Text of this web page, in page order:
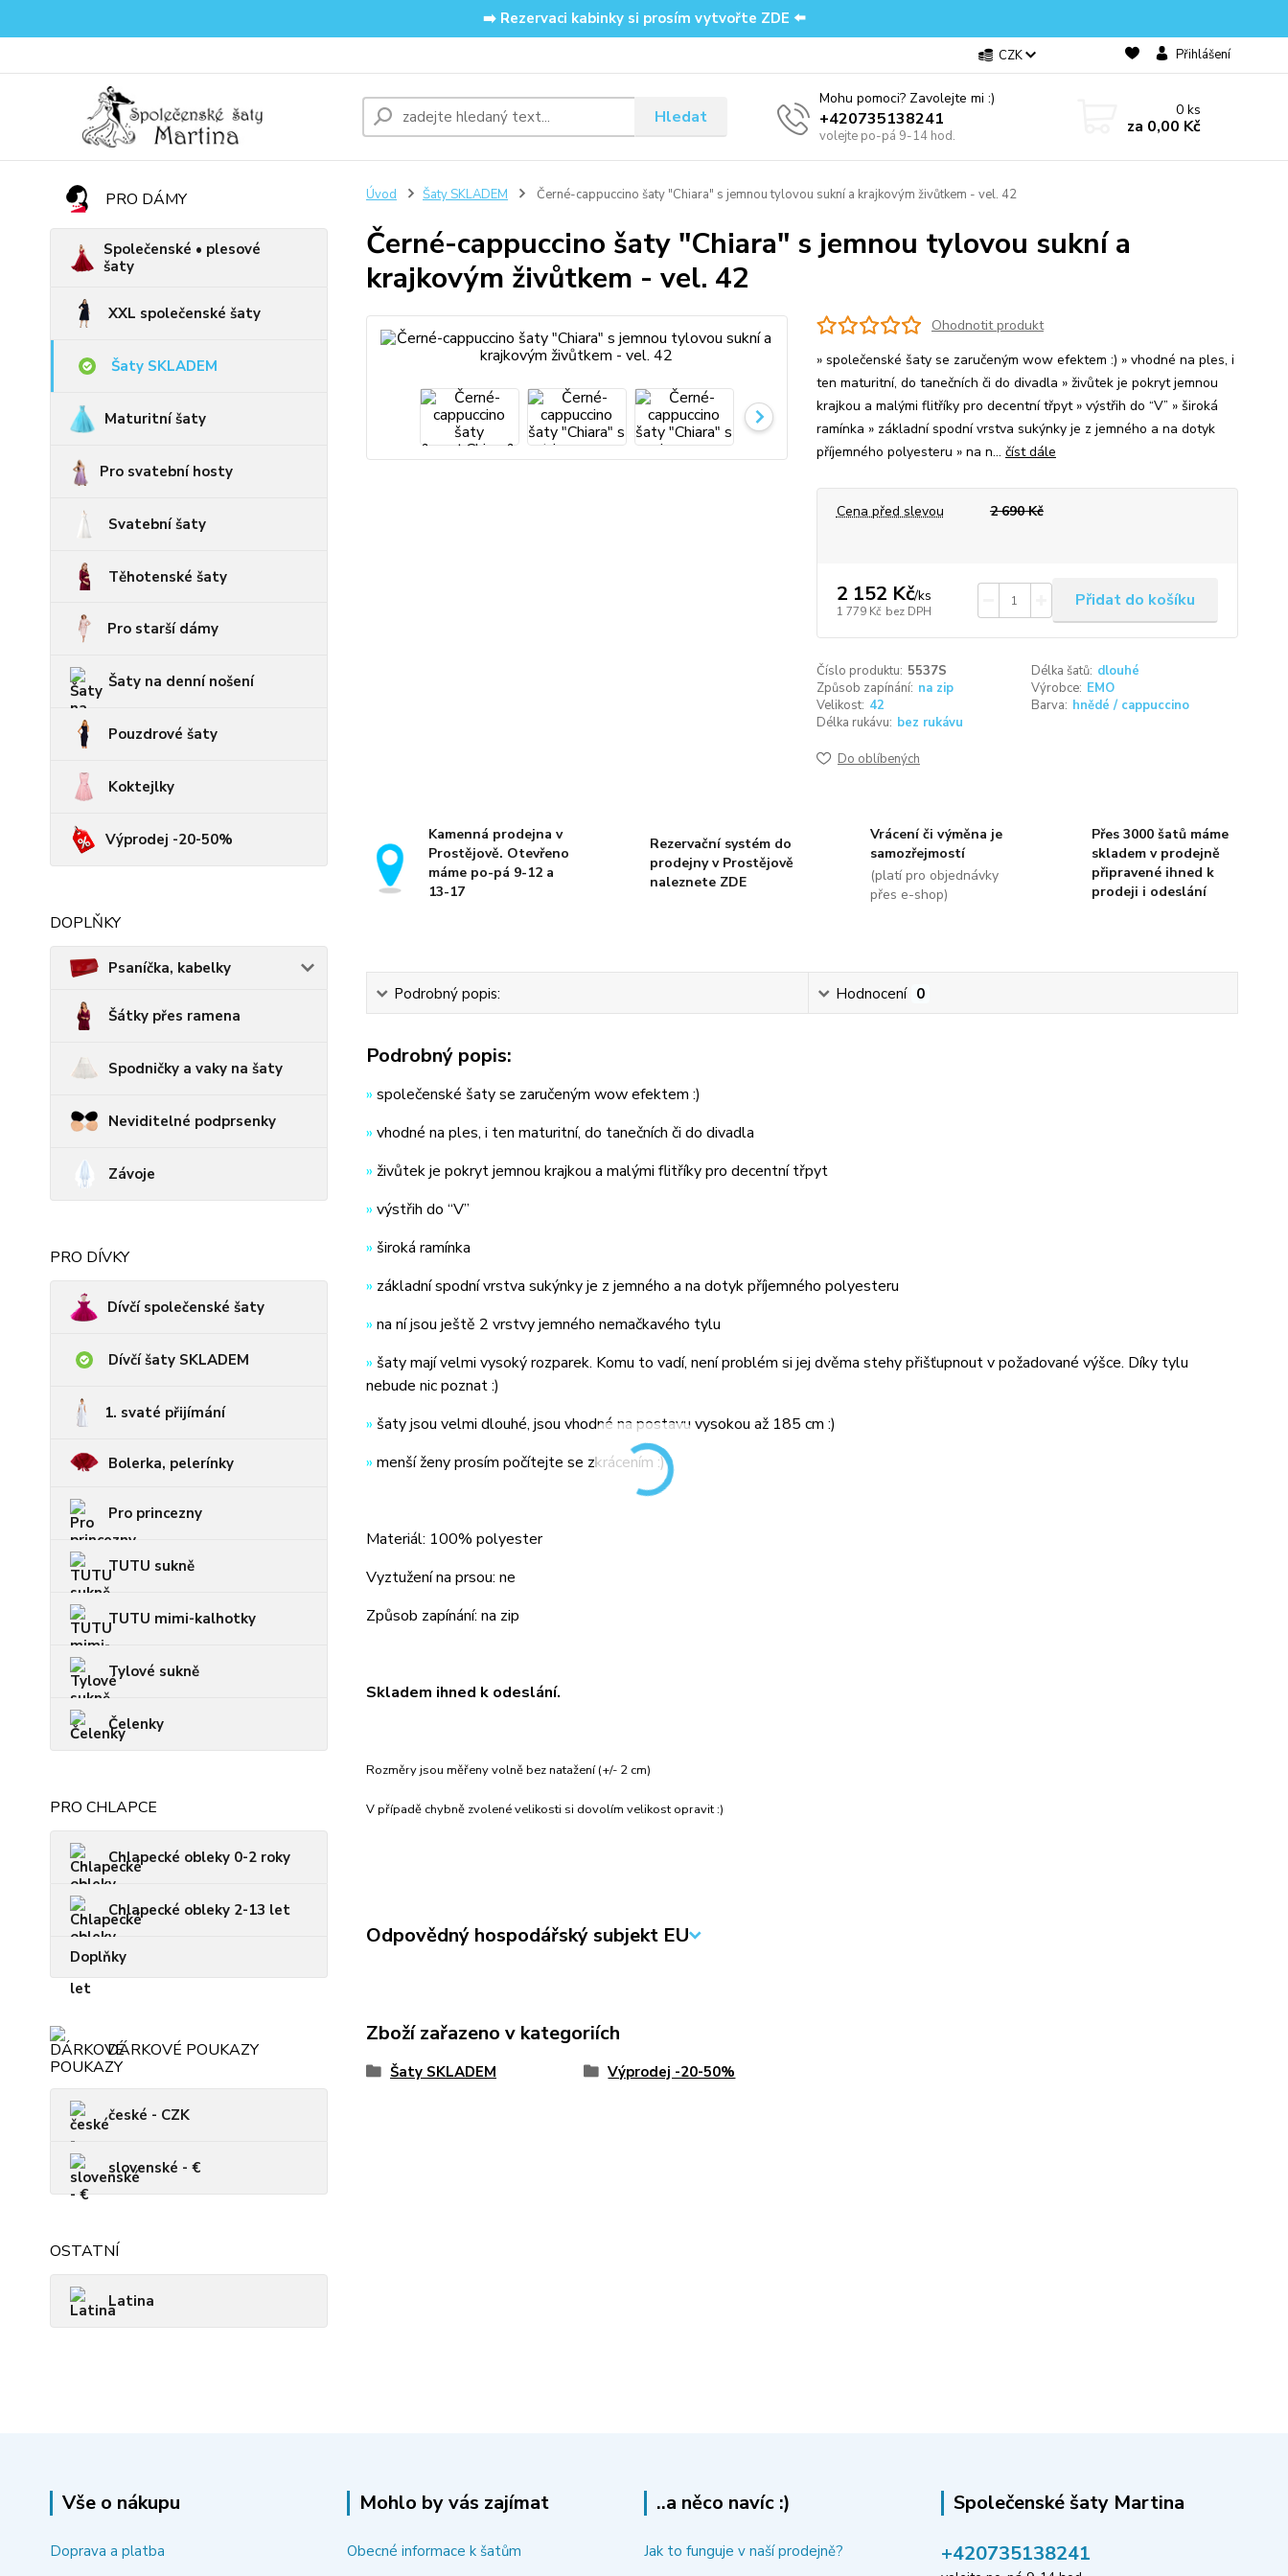
➡️ Rezervaci kabinky si prosím vytvořte ZDE ⬅️
CZK Přihlášení
Hledat
Mohu pomoci? Zavolejte mi :)
‭+420735138241
volejte po-pá 9-14 hod.
0ks
za 0,00 Kč
PRO DÁMY
Společenské • plesové
šaty
XXL společenské šaty
Šaty SKLADEM
Maturitní šaty
Pro svatební hosty
Svatební šaty
Těhotenské šaty
Pro starší dámy
Šaty na denní nošení
Pouzdrové šaty
Koktejlky
Výprodej -20-50%
DOPLŇKY
Psaníčka, kabelky
Šátky přes ramena
Spodničky a vaky na šaty
Neviditelné podprsenky
Závoje
PRO DÍVKY
Dívčí společenské šaty
Dívčí šaty SKLADEM
1. svaté přijímání
Bolerka, pelerínky
Pro princezny
TUTU sukně
TUTU mimi-kalhotky
Tylové sukně
Čelenky
PRO CHLAPCE
Chlapecké obleky 0-2 roky
Chlapecké obleky 2-13 let
Doplňky
DÁRKOVÉ POUKAZY
české - CZK
slovenské - €
OSTATNÍ
Latina
Úvod Šaty SKLADEM Černé-cappuccino šaty "Chiara" s jemnou tylovou sukní a krajkovým živůtkem - vel. 42
Černé-cappuccino šaty "Chiara" s jemnou tylovou sukní a
krajkovým živůtkem - vel. 42
Ohodnotit produkt
» společenské šaty se zaručeným wow efektem :) » vhodné na ples, i
ten maturitní, do tanečních či do divadla » živůtek je pokryt jemnou
krajkou a malými flitříky pro decentní třpyt » výstřih do “V” » široká
ramínka » základní spodní vrstva sukýnky je z jemného a na dotyk
příjemného polyesteru » na n... číst dále
Cena před slevou 2 690 Kč
2 152 Kč/ks
1 779 Kč bez DPH
Přidat do košíku
Číslo produktu: 5537S Délka šatů: dlouhé
Způsob zapínání: na zip Výrobce: EMO
Velikost: 42 Barva: hnědé / cappuccino
Délka rukávu: bez rukávu
Do oblíbených
Kamenná prodejna v
Prostějově. Otevřeno
máme po-pá 9-12 a
13-17
Rezervační systém do
prodejny v Prostějově
naleznete ZDE
Vrácení či výměna je
samozřejmostí
(platí pro objednávky
přes e-shop)
Přes 3000 šatů máme
skladem v prodejně
připravené ihned k
prodeji i odeslání
Podrobný popis: Hodnocení 0
Podrobný popis:
» společenské šaty se zaručeným wow efektem :)
» vhodné na ples, i ten maturitní, do tanečních či do divadla
» živůtek je pokryt jemnou krajkou a malými flitříky pro decentní třpyt
» výstřih do “V”
» široká ramínka
» základní spodní vrstva sukýnky je z jemného a na dotyk příjemného polyesteru
» na ní jsou ještě 2 vrstvy jemného nemačkavého tylu
» šaty mají velmi vysoký rozparek. Komu to vadí, není problém si jej dvěma stehy přišťupnout v požadované výšce. Díky tylu
nebude nic poznat :)
» šaty jsou velmi dlouhé, jsou vhodné na postavu vysokou až 185 cm :)
» menší ženy prosím počítejte se zkrácením :)
Materiál: 100% polyester
Vyztužení na prsou: ne
Způsob zapínání: na zip
Skladem ihned k odeslání.
Rozměry jsou měřeny volně bez natažení (+/- 2 cm)
V případě chybně zvolené velikosti si dovolím velikost opravit :)
Odpovědný hospodářský subjekt EU
Zboží zařazeno v kategoriích
Šaty SKLADEM Výprodej -20-50%
Vše o nákupu
Doprava a platba
Mohlo by vás zajímat
Obecné informace k šatům
..a něco navíc :)
Jak to funguje v naší prodejně?
Společenské šaty Martina
‭+420735138241